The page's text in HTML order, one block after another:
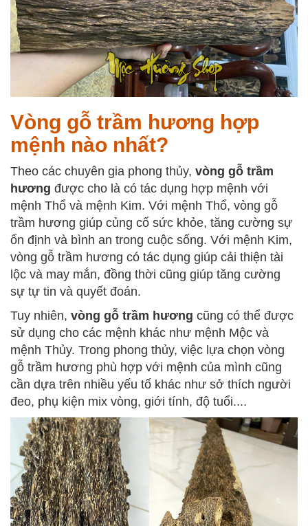
Vòng gỗ trầm hương hợp
mệnh nào nhất?
Theo các chuyên gia phong thủy, vòng gỗ trầm
hương được cho là có tác dụng hợp mệnh với
mệnh Thổ và mệnh Kim. Với mệnh Thổ, vòng gỗ
trầm hương giúp củng cố sức khỏe, tăng cường sự
ổn định và bình an trong cuộc sống. Với mệnh Kim,
vòng gỗ trầm hương có tác dụng giúp cải thiện tài
lộc và may mắn, đồng thời cũng giúp tăng cường
sự tự tin và quyết đoán.
Tuy nhiên, vòng gỗ trầm hương cũng có thể được
sử dụng cho các mệnh khác như mệnh Mộc và
mệnh Thủy. Trong phong thủy, việc lựa chọn vòng
gỗ trầm hương phù hợp với mệnh của mình cũng
cần dựa trên nhiều yếu tố khác như sở thích người
đeo, phụ kiện mix vòng, giới tính, độ tuổi....